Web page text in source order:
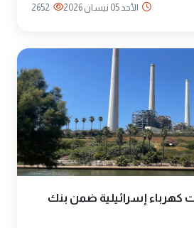
الأحد 05 نيسان 2026 2652
كهرباء إسرائيلية ضمن بنك